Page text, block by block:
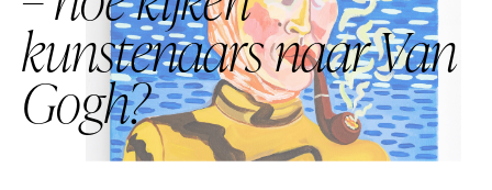
kunstenaars naar Van
Gogh?